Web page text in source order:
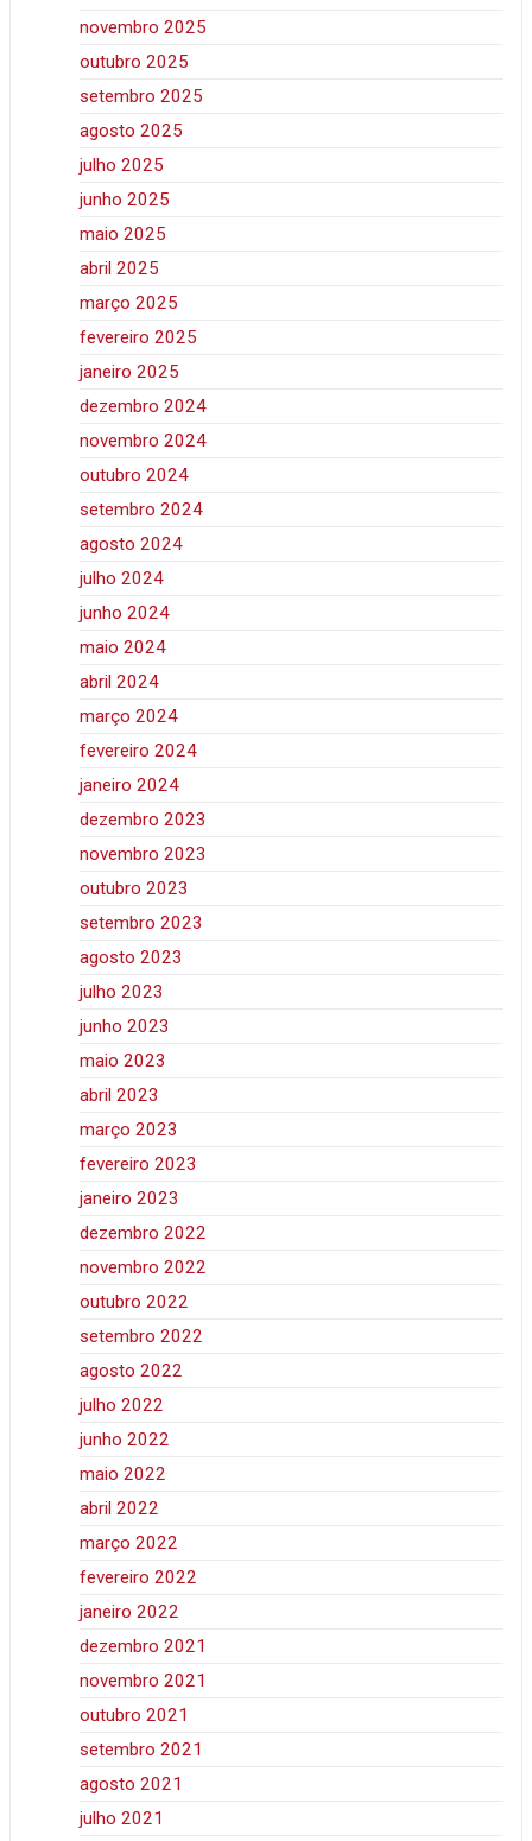
novembro 2025
outubro 2025
setembro 2025
agosto 2025
julho 2025
junho 2025
maio 2025
abril 2025
março 2025
fevereiro 2025
janeiro 2025
dezembro 2024
novembro 2024
outubro 2024
setembro 2024
agosto 2024
julho 2024
junho 2024
maio 2024
abril 2024
março 2024
fevereiro 2024
janeiro 2024
dezembro 2023
novembro 2023
outubro 2023
setembro 2023
agosto 2023
julho 2023
junho 2023
maio 2023
abril 2023
março 2023
fevereiro 2023
janeiro 2023
dezembro 2022
novembro 2022
outubro 2022
setembro 2022
agosto 2022
julho 2022
junho 2022
maio 2022
abril 2022
março 2022
fevereiro 2022
janeiro 2022
dezembro 2021
novembro 2021
outubro 2021
setembro 2021
agosto 2021
julho 2021